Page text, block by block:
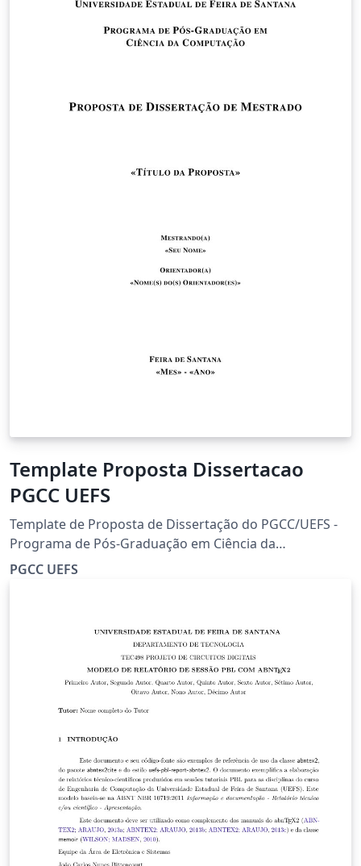
Template Proposta Dissertacao
PGCC UEFS
Template de Proposta de Dissertação do PGCC/UEFS -
Programa de Pós-Graduação em Ciência da
Computação da Universidade Estadual de Feira de
PGCC UEFS